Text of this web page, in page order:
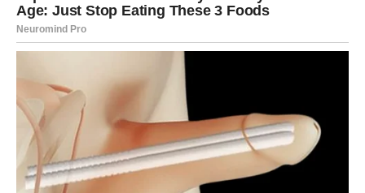
Dan vam vraća samopouzdanje.
DJEVICA
Djevice će osjetiti veliko olakšanje kada jedna situacija
konačno dobije pozitivan rasplet. Zvijezde vam donose
više mira.